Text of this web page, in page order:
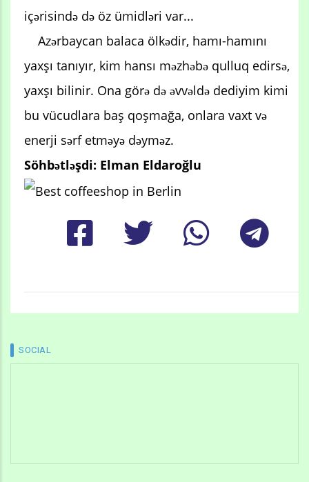
içərisində də öz ümidləri var...
Azərbaycan balaca ölkədir, hamı-hamını
yaxşı tanıyır, kim hansı məzhəbə qulluq edirsə,
yaxşı bilinir. Ona görə də əvvəldə dediyim kimi
bu vücudlara baş qoşmağa, onlara vaxt və
enerji sərf etməyə dəyməz.
Söhbətləşdi: Elman Eldaroğlu
SOCIAL